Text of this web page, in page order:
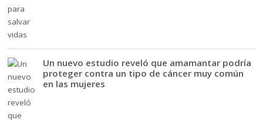
Un nuevo estudio reveló que amamantar podría
proteger contra un tipo de cáncer muy común
en las mujeres